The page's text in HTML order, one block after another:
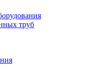
труб